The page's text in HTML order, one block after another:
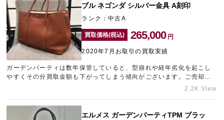
ブル ネゴンダ シルバー金具 A刻印
ランク：中古A
買取価格(税込) 265,000 円
2020年7月お取引の買取実績
ガーデンパーティは数年保管していると、型崩れや経年劣化を起こし
やすくその分買取金額も下がってしまう傾向がございます。ご売却を
お考えの方がいらっしゃいましたらお早めにお持ちください！その
2.2K View
エルメス ガーデンパーティTPM ブラッ